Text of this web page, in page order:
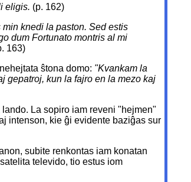
eligis. (p. 162)
knedi la paston. Sed estis
dum Fortunato montris al mi
163)
ŝtona domo: "Kvankam la
gepatroj, kun la fajro en la mezo kaj
La sopiro iam reveni "hejmen"
intenson, kie ĝi evidente baziĝas sur
subite renkontas iam konatan
televido, tio estus iom